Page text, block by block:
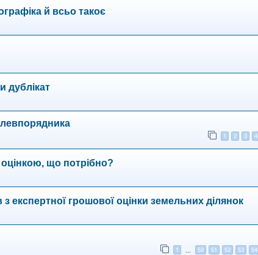
й всьо такоє
дублікат
1 2 3 4
що потрібно?
експертної грошової оцінки земельних ділянок
1 50 51 52 53 54